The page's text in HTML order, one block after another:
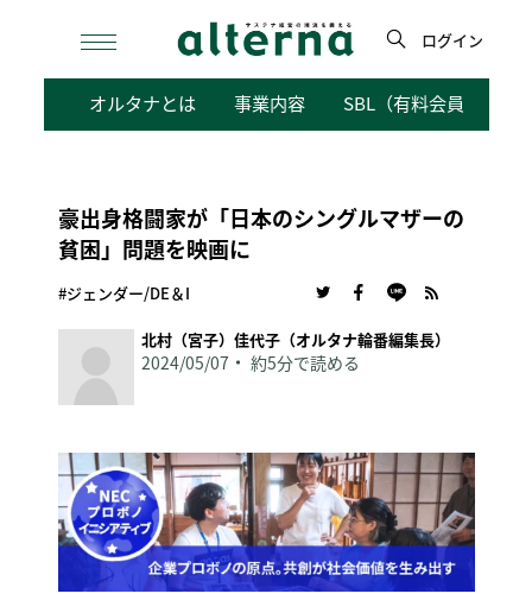
検
ログイン
オルタナとは 事業内容 SBL（有料会員向けサ
豪出身格闘家が「日本のシングルマザーの
貧困」問題を映画に
#ジェンダー/DE＆I
北村（宮子）佳代子（オルタナ輪番編集長）
2024/05/07 約5分で読める